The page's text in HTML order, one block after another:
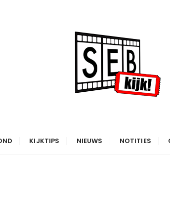
KIJKTIPS NIEUWS NOTITIES